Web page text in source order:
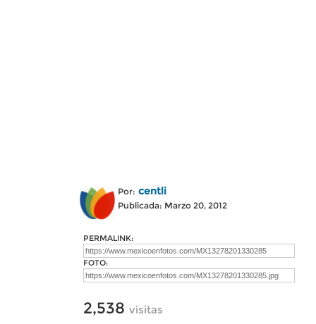
Por: centli
Publicada: Marzo 20, 2012
PERMALINK:
FOTO:
2,538 visitas